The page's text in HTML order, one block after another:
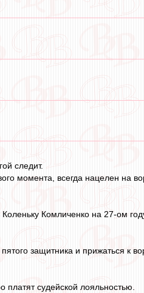
следит.
момента, всегда нацелен на
Комличенко на 27-ом
защитника и прижаться к
судейской лояльностью.